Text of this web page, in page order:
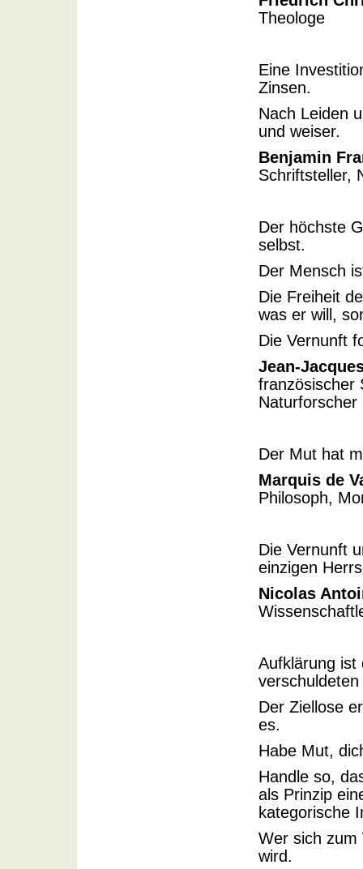
Theologe
Eine
Zinsen.
Nach Leiden
und weiser.
Benjamin
Schriftsteller,
Der höchste
selbst.
Der Mensch
Die Freiheit
was er will,
Die Vernunft
Jean-
französischer
Naturforscher
Der Mut hat
Marquis de
Philosoph,
Die Vernunft
einzigen
Nicolas
Aufklärung ist
Der Ziellose
es.
Habe Mut,
Handle so,
als Prinzip
kategorische
Wer sich zum
wird.